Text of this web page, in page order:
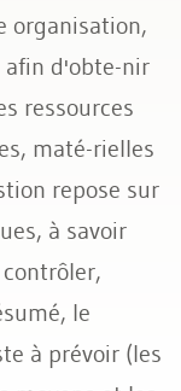
organisation,
d'obte-nir
ressources
maté-rielles
repose sur
à savoir
le
à prévoir (les